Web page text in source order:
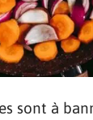
sont à